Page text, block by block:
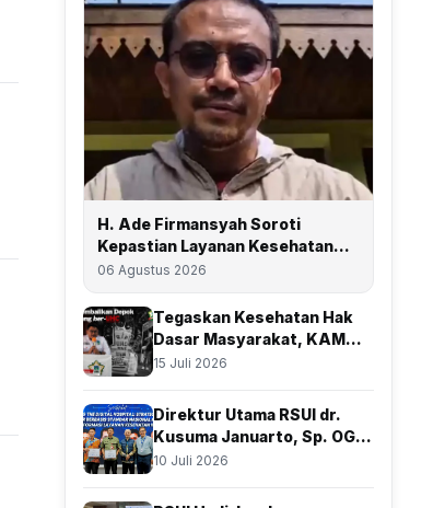
H. Ade Firmansyah Soroti
Kepastian Layanan Kesehatan
bagi Warga Miskin, Dan
Predikat UHC
06 Agustus 2026
Tegaskan Kesehatan Hak
Dasar Masyarakat, KAMMI
Depok Desak Pemkot
15 Juli 2026
Direktur Utama RSUI dr.
Kusuma Januarto, Sp. OG.,
Subsp.Obginsos., Beri
Bersama BSSN
10 Juli 2026